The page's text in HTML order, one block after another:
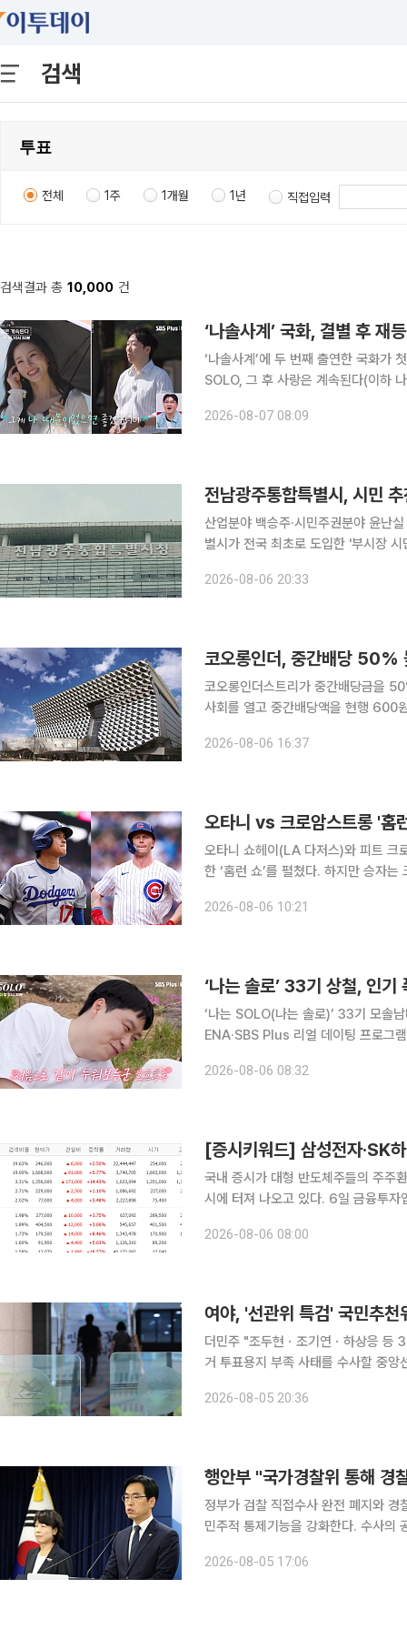
검색
전체 1주 1개월 1년 직접입력
검색결과 총 10,000 건
‘나솔사계’ 국화, 결별 후 재
‘나솔사계’에 두 번째 출연한 국화가 첫인상 투표를 휩쓸
SOLO, 그 후 사랑은 계속된다(이하
기심을 자아냈다. ‘사계 민박’을 가
2026-08-07 08:09
전남광주통합특별시, 시민
산업분야 백승주·시민주권분야 윤난실 선정
별시가 전국 최초로 도입한 '부시장
배심원단 심사, 시민 온라인 투표를
2026-08-06 20:33
코오롱인더, 중간배당 50%
코오롱인더스트리가 중간배당금을 50% 높이며 주
사회를 열고 중간배당액을 현행 600원
의했다. 중간배당 600원 및 결산배
2026-08-06 16:37
오타니 vs 크로암스트롱 '
오타니 쇼헤이(LA 다저스)와 피트 크
한 ‘홈런 쇼’를 펼쳤다. 하지만 승자
카고 리글리필드에서 열린 2026
2026-08-06 10:21
‘나는 솔로’ 33기 상철, 인
‘나는 SOLO(나는 솔로)’ 33기 모솔남녀
ENA·SBS Plus 리얼 데이팅 프로그
에서 “연애 대신 수학과 외국어 공부
2026-08-06 08:32
국내 증시가 대형 반도체주들의 주주
시에 터져 나오고 있다. 6일 금융투자업계에 따르면 이날 장 시작 전 네이버페이증권 실시간 검색
렸다. 특히 국내 반도체 양대 산맥
2026-08-06 08:00
여야, '선관위 특검' 국민추
더민주 "조두현ㆍ조기연ㆍ하상응 등 3명"
거 투표용지 부족 사태를 수사할 중
분위원인 조기연 변호사, 경제정의실
2026-08-05 20:36
행안부 "국가경찰위 통해 경
정부가 검찰 직접수사 완전 폐지와 경
민주적 통제기능을 강화한다. 수사의 공정성을 제고하
고유가 피해지원금 지급, 인공지능
2026-08-05 17:06